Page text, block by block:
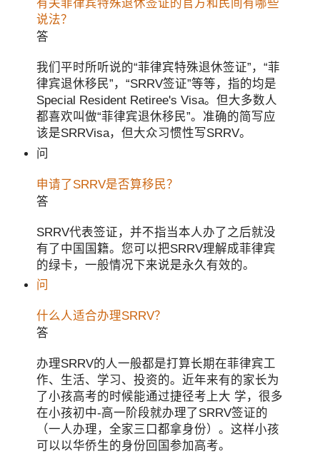
有关菲律宾特殊退休签证的官方和民间有哪些
说法？
答
我们平时所听说的“菲律宾特殊退休签证”，“菲
律宾退休移民”，“SRRV签证”等等，指的均是
Special Resident Retiree's Visa。但大多数人
都喜欢叫做“菲律宾退休移民”。准确的简写应
该是SRRVisa，但大众习惯性写SRRV。
问
申请了SRRV是否算移民？
答
SRRV代表签证，并不指当本人办了之后就没
有了中国国籍。您可以把SRRV理解成菲律宾
的绿卡，一般情况下来说是永久有效的。
问
什么人适合办理SRRV？
答
办理SRRV的人一般都是打算长期在菲律宾工
作、生活、学习、投资的。近年来有的家长为
了小孩高考的时候能通过捷径考上大 学，很多
在小孩初中-高一阶段就办理了SRRV签证的
（一人办理，全家三口都拿身份）。这样小孩
可以以华侨生的身份回国参加高考。